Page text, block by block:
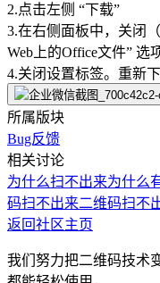
2.点击左侧 “下载”
3.在右侧面板中，关闭
Web上的Office文件” 选
4.关闭设置标签。重新下
所属版块
Bug反馈
相关讨论
为什么扫不出来为什么
码扫不出来二维码扫不
返回社区主页
我们努力把二维码技术